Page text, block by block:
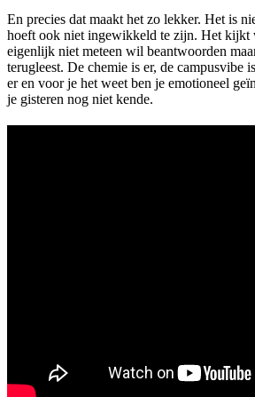
En precies dat maakt het zo lekker. Het is
hoeft ook niet ingewikkeld te zijn. Het kijkt
eigenlijk niet meteen wil beantwoorden
terugleest. De chemie is er, de campusvibe
er en voor je het weet ben je emotioneel
je gisteren nog niet kende.